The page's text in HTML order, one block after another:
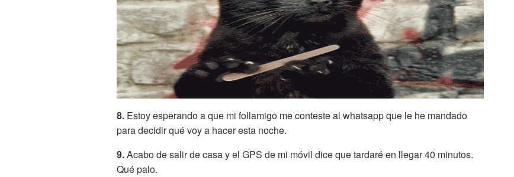
8. Estoy esperando a que mi follamigo me conteste al whatsapp que le he mandado
para decidir qué voy a hacer esta noche.
9.Acabo de salir de casa y el GPS de mi móvil dice que tardaré en llegar 40 minutos.
Qué palo.